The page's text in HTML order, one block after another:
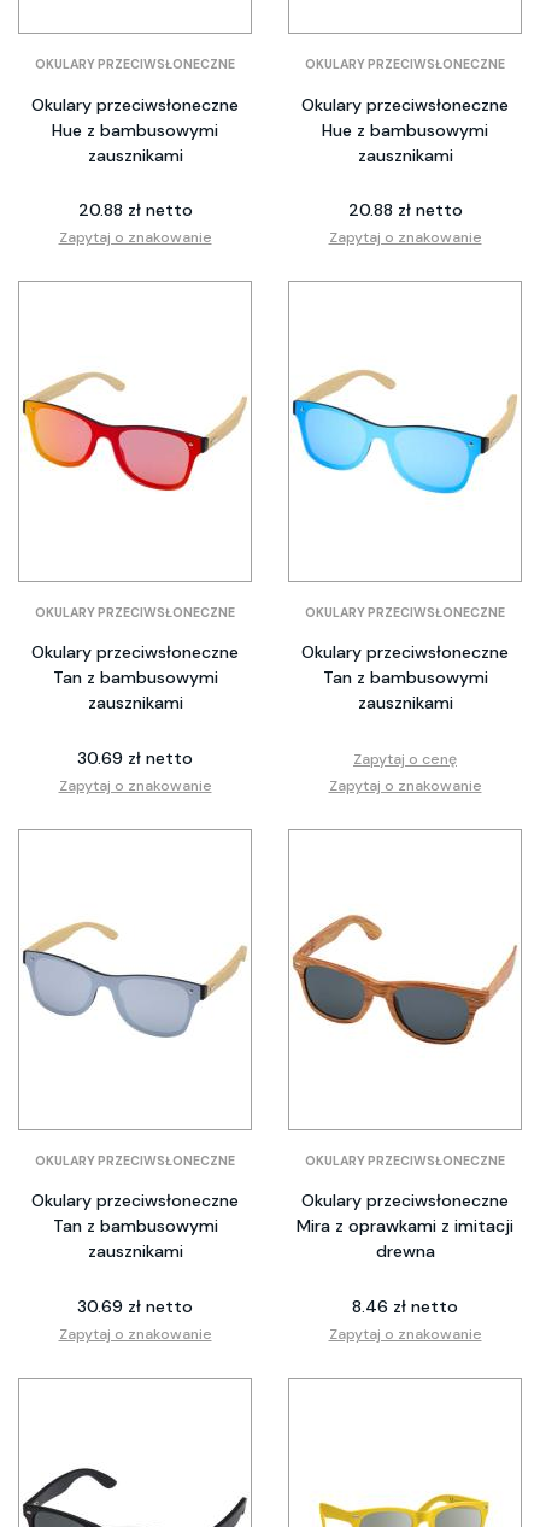
OKULARY PRZECIWSŁONECZNE
Okulary przeciwsłoneczne
Hue z bambusowymi
zausznikami
20.88 zł netto
Zapytaj o znakowanie
OKULARY PRZECIWSŁONECZNE
Okulary przeciwsłoneczne
Hue z bambusowymi
zausznikami
20.88 zł netto
Zapytaj o znakowanie
OKULARY PRZECIWSŁONECZNE
Okulary przeciwsłoneczne
Tan z bambusowymi
zausznikami
30.69 zł netto
Zapytaj o znakowanie
OKULARY PRZECIWSŁONECZNE
Okulary przeciwsłoneczne
Tan z bambusowymi
zausznikami
Zapytaj o cenę
Zapytaj o znakowanie
OKULARY PRZECIWSŁONECZNE
Okulary przeciwsłoneczne
Tan z bambusowymi
zausznikami
30.69 zł netto
Zapytaj o znakowanie
OKULARY PRZECIWSŁONECZNE
Okulary przeciwsłoneczne
Mira z oprawkami z imitacji
drewna
8.46 zł netto
Zapytaj o znakowanie